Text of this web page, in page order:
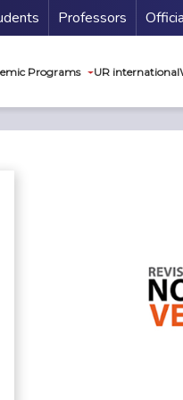
Professors
Programs UR international